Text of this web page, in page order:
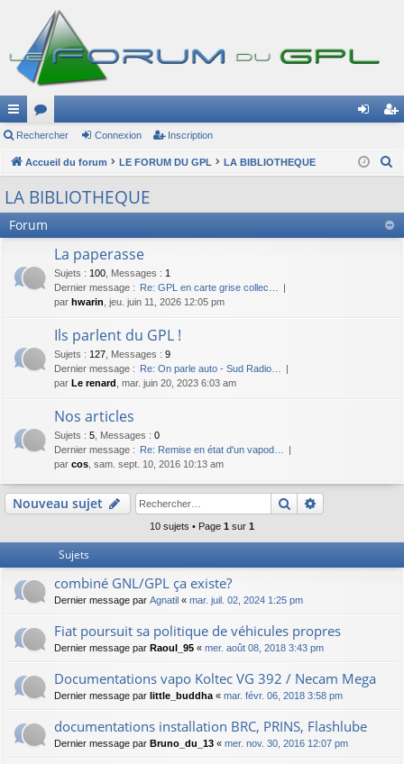
ac
co
ur
ci
or
u
m
s
ne
on
cri
on
Rechercher Connexion Inscription
Accueil du forum LE FORUM DU GPL LA BIBLIOTHEQUE
e
e
LA BIBLIOTHEQUE
Forum
La paperasse
Sujets : 100 Messages : 1
Dernier message :
Re: GPL en carte grise collec…
par hwarin , jeu. juin 11, 2026 12:05 pm
Ils parlent du GPL !
Sujets : 127 Messages : 9
Dernier message :
Re: On parle auto - Sud Radio…
par Le renard , mar. juin 20, 2023 6:03 am
Nos articles
Sujets : 5 Messages : 0
Dernier message :
Re: Remise en état d'un vapod…
par cos , sam. sept. 10, 2016 10:13 am
Nouveau sujet Rechercher
10 sujets • Page 1 sur 1
Sujets
combiné GNL/GPL ça existe?
Dernier message par Agnatil « mar. juil. 02, 2024 1:25 pm
Fiat poursuit sa politique de véhicules propres
Dernier message par Raoul_95 « mer. août 08, 2018 3:43 pm
Documentations vapo Koltec VG 392 / Necam Mega
Dernier message par little_buddha « mar. févr. 06, 2018 3:58 pm
documentations installation BRC, PRINS, Flashlube
Dernier message par Bruno_du_13 « mer. nov. 30, 2016 12:07 pm